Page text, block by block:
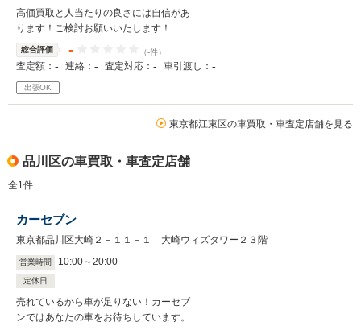
高価買取と人当たりの良さには自信があ
ります！ご検討お願いいたします！
総合評価 - （-件）
査定額： - 連絡： - 査定対応： - 車引渡し： -
出張OK
東京都江東区の車買取・車査定店舗を見る
品川区の車買取・車査定店舗
全1件
カーセブン
東京都品川区大崎２－１１－１ 大崎ウィズタワー２３階
営業時間 10:00～20:00
定休日
売れているから車が足りない！カーセブ
ンではあなたの車をお待ちしています。